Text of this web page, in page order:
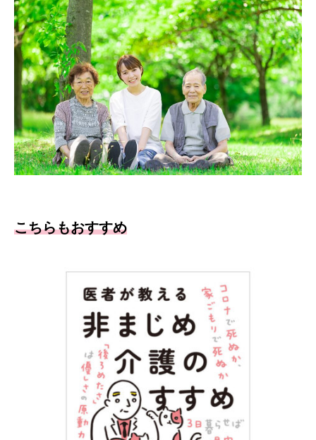
こちらもおすすめ